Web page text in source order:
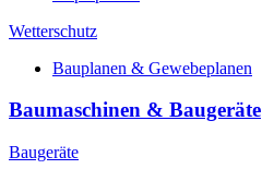
Wetterschutz
Bauplanen & Gewebeplanen
Baumaschinen & Baugeräte
Baugeräte